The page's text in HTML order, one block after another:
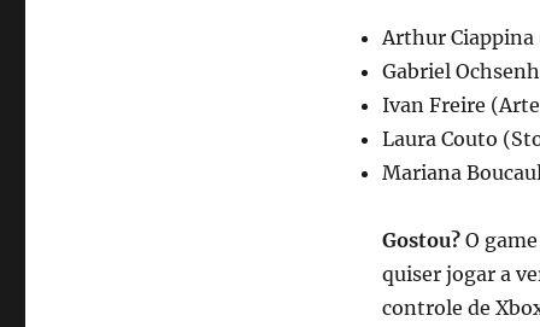
Arthur Ciappina
Gabriel
Ivan Freire
Laura Couto
Mariana
Gostou?O
quiser jogar a
controle de